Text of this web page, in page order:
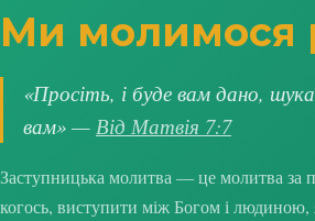
Ми молимося
«Просіть, і буде вам дано,
вам» — Від Матвія 7:7
Заступницька молитва — це молитва за
когось, виступити між Богом і людиною,